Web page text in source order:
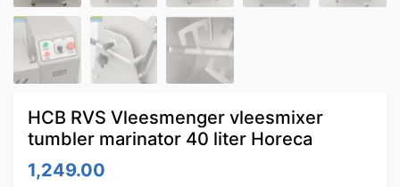
HCB RVS Vleesmenger vleesmixer
tumbler marinator 40 liter Horeca
1,249.00